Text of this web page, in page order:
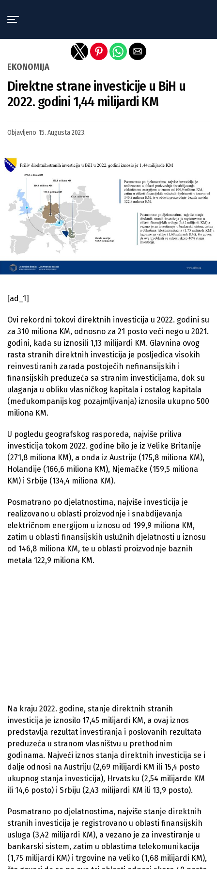
EKONOMIJA
Direktne strane investicije u BiH u
2022. godini 1,44 milijardi KM
Objavljeno 15. Augusta 2023.
[ad_1]
Ovi rekordni tokovi direktnih investicija u 2022. godini su
za 310 miliona KM, odnosno za 21 posto veći nego u 2021.
godini, kada su iznosili 1,13 milijardi KM. Glavnina ovog
rasta stranih direktnih investicija je posljedica visokih
reinvestiranih zarada postojećih nefinansijskih i
finansijskih preduzeća sa stranim investicijama, dok su
ulaganja u obliku vlasničkog kapitala i ostalog kapitala
(međukompanijskog pozajmljivanja) iznosila ukupno 500
miliona KM.
U pogledu geografskog rasporeda, najviše priliva
investicija tokom 2022. godine bilo je iz Velike Britanije
(271,8 miliona KM), a onda iz Austrije (175,8 miliona KM),
Holandije (166,6 miliona KM), Njemačke (159,5 miliona
KM) i Srbije (134,4 miliona KM).
Posmatrano po djelatnostima, najviše investicija je
realizovano u oblasti proizvodnje i snabdijevanja
električnom energijom u iznosu od 199,9 miliona KM,
zatim u oblasti finansijskih uslužnih djelatnosti u iznosu
od 146,8 miliona KM, te u oblasti proizvodnje baznih
metala 122,9 miliona KM.
Na kraju 2022. godine, stanje direktnih stranih
investicija je iznosilo 17,45 milijardi KM, a ovaj iznos
predstavlja rezultat investiranja i poslovanih rezultata
preduzeća u stranom vlasništvu u prethodnim
godinama. Najveći iznos stanja direktnih investicija se i
dalje odnosi na Austriju (2,69 milijardi KM ili 15,4 posto
ukupnog stanja investicija), Hrvatsku (2,54 milijarde KM
ili 14,6 posto) i Srbiju (2,43 milijardi KM ili 13,9 posto).
Posmatrano po djelatnostima, najviše stanje direktnih
stranih investicija je registrovano u oblasti finansijskih
usluga (3,42 milijardi KM), a vezano je za investiranje u
bankarski sistem, zatim u oblastima telekomunikacija
(1,75 milijardi KM) i trgovine na veliko (1,68 milijardi KM),